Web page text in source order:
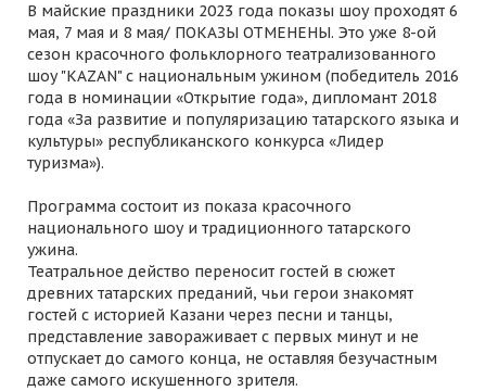
В майские праздники 2023 года показы шоу проходят 6
мая, 7 мая и 8 мая/ ПОКАЗЫ ОТМЕНЕНЫ. Это уже 8-ой
сезон красочного фольклорного театрализованного
шоу "KAZAN" с национальным ужином (победитель 2016
года в номинации «Открытие года», дипломант 2018
года «За развитие и популяризацию татарского языка и
культуры» республиканского конкурса «Лидер
туризма»).
Программа состоит из показа красочного
национального шоу и традиционного татарского
ужина.
Театральное действо переносит гостей в сюжет
древних татарских преданий, чьи герои знакомят
гостей с историей Казани через песни и танцы,
представление завораживает с первых минут и не
отпускает до самого конца, не оставляя безучастным
даже самого искушенного зрителя.